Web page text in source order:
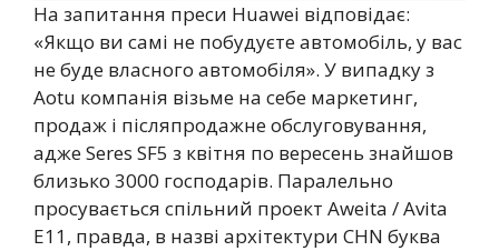
На запитання преси Huawei відповідає:
«Якщо ви самі не побудуєте автомобіль, у вас
не буде власного автомобіля». У випадку з
Aotu компанія візьме на себе маркетинг,
продаж і післяпродажне обслуговування,
адже Seres SF5 з квітня по вересень знайшов
близько 3000 господарів. Паралельно
просувається спільний проект Aweita / Avita
Е11, правда, в назві архітектури CHN буква